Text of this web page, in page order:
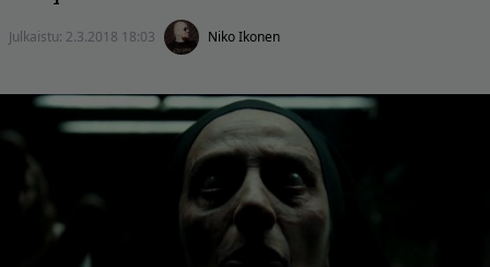
Julkaistu: 2.3.2018 18:03 Niko Ikonen